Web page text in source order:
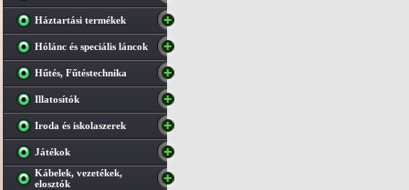
Háztartási termékek
Hólánc és speciális láncok
Hűtés, Fűtéstechnika
Illatosítók
Iroda és iskolaszerek
Játékok
Kábelek, vezetékek,
elosztók